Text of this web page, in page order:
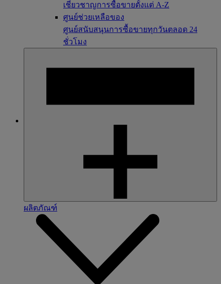
เชี่ยวชาญการซื้อขายตั้งแต่ A-Z
ศูนย์ช่วยเหลือของ
ศูนย์สนับสนุนการซื้อขายทุกวันตลอด 24
ชั่วโมง
ผลิตภัณฑ์